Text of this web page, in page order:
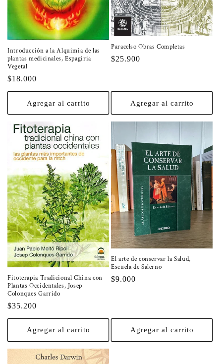
Introducción a la Alquimia de las
plantas medicinales, Espagiria
Vegetal
Precio
habitual
$18.000
Agregar al carrito
Paracelso Obras Completas
Precio
$25.900
Agregar al carrito
Fitoterapia Tradicional China con
Plantas Occidentales, Josep
Colonques Garrido
Precio
habitual
$35.200
Agregar al carrito
El arte de conservar la Salud,
Escuela de Salerno
Precio
$9.000
Agregar al carrito